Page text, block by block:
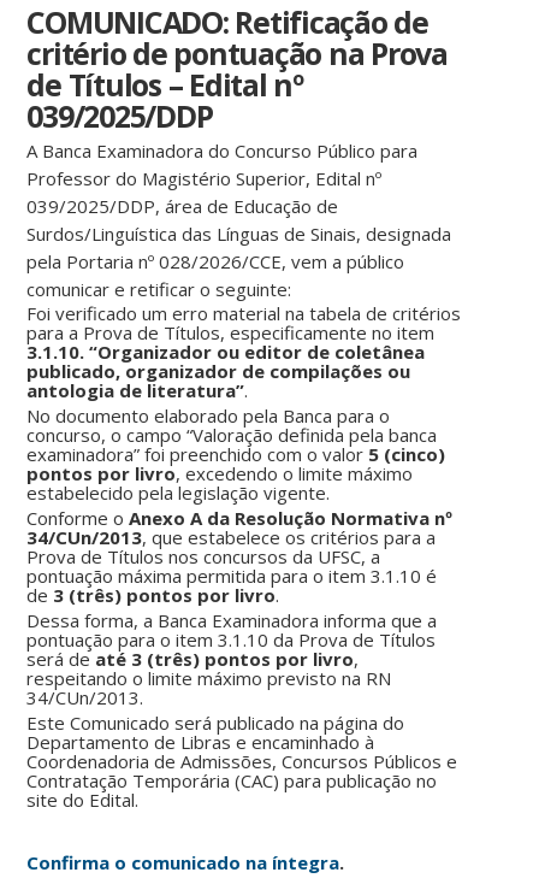
COMUNICADO: Retificação de
critério de pontuação na Prova
de Títulos – Edital nº
039/2025/DDP
A Banca Examinadora do Concurso Público para
Professor do Magistério Superior, Edital nº
039/2025/DDP, área de Educação de
Surdos/Linguística das Línguas de Sinais, designada
pela Portaria nº 028/2026/CCE, vem a público
comunicar e retificar o seguinte:
Foi verificado um erro material na tabela de critérios
para a Prova de Títulos, especificamente no item
3.1.10. “Organizador ou editor de coletânea
publicado, organizador de compilações ou
antologia de literatura”.
No documento elaborado pela Banca para o
concurso, o campo “Valoração definida pela banca
examinadora” foi preenchido com o valor 5 (cinco)
pontos por livro, excedendo o limite máximo
estabelecido pela legislação vigente.
Conforme oAnexo A da Resolução Normativa nº
34/CUn/2013, que estabelece os critérios para a
Prova de Títulos nos concursos da UFSC, a
pontuação máxima permitida para o item 3.1.10 é
de 3 (três) pontos por livro.
Dessa forma, a Banca Examinadora informa que a
pontuação para o item 3.1.10 da Prova de Títulos
será de até 3 (três) pontos por livro,
respeitando o limite máximo previsto na RN
34/CUn/2013.
Este Comunicado será publicado na página do
Departamento de Libras e encaminhado à
Coordenadoria de Admissões, Concursos Públicos e
Contratação Temporária (CAC) para publicação no
site do Edital.
Confirma o comunicado na íntegra.